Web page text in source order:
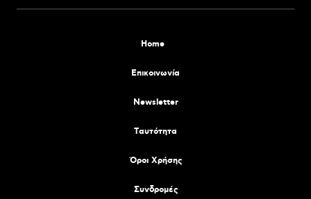
Home
Επικοινωνία
Newsletter
Tαυτότητα
Όροι Χρήσης
Συνδρομές